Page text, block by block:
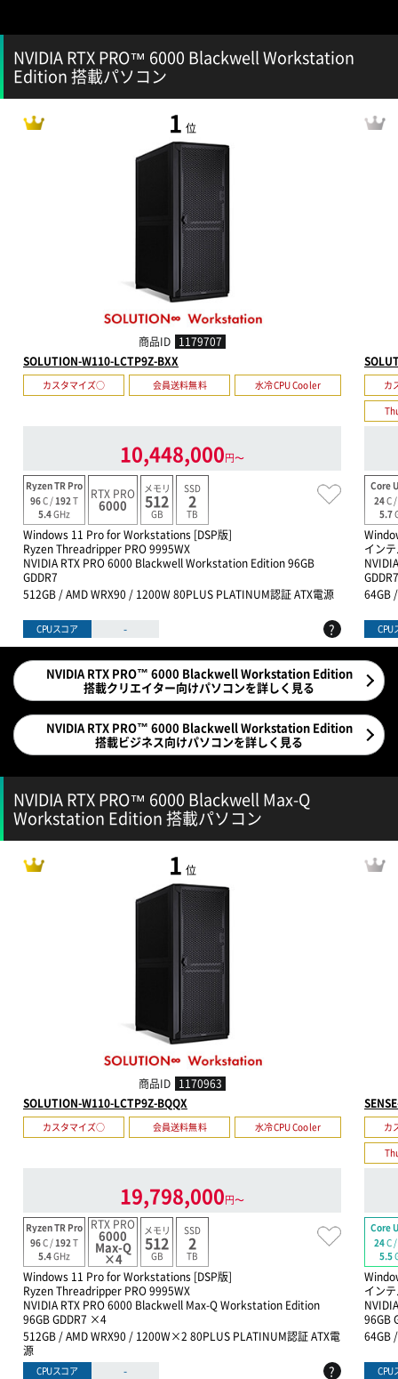
NVIDIA RTX PRO™ 6000 Blackwell Workstation
Edition 搭載パソコン
1 位
商品ID 1179707
SOLUTION-W110-LCTP9Z-BXX
カスタマイズ○ 会員送料無料 水冷CPU Cooler
10,448,000円〜
Ryzen TR Pro
96C / 192 T
5.4GHz
RTX PRO
6000
メモリ
512
GB
SSD
2
TB
Windows 11 Pro for Workstations [DSP版]
Ryzen Threadripper PRO 9995WX
NVIDIA RTX PRO 6000 Blackwell Workstation Edition 96GB
GDDR7
512GB / AMD WRX90 / 1200W 80PLUS PLATINUM認証 ATX電源
CPUスコア - ?
カ
Core
24C /
5.7
イン
GDDR7
64GB
CPU
NVIDIA RTX PRO™ 6000 Blackwell Workstation Edition
搭載クリエイター向けパソコンを詳しく見る
NVIDIA RTX PRO™ 6000 Blackwell Workstation Edition
搭載ビジネス向けパソコンを詳しく見る
NVIDIA RTX PRO™ 6000 Blackwell Max-Q
Workstation Edition 搭載パソコン
1 位
商品ID 1170963
SOLUTION-W110-LCTP9Z-BQQX
カスタマイズ○ 会員送料無料 水冷CPU Cooler
19,798,000円〜
Ryzen TR Pro
96C / 192 T
5.4GHz
RTX PRO
6000
Max-Q
×4
メモリ
512
GB
SSD
2
TB
Windows 11 Pro for Workstations [DSP版]
Ryzen Threadripper PRO 9995WX
NVIDIA RTX PRO 6000 Blackwell Max-Q Workstation Edition
96GB GDDR7 ×4
512GB / AMD WRX90 / 1200W×2 80PLUS PLATINUM認証 ATX電
源
CPUスコア - ?
カ
Core
24C /
5.5
イン
96GB
64GB
CPU